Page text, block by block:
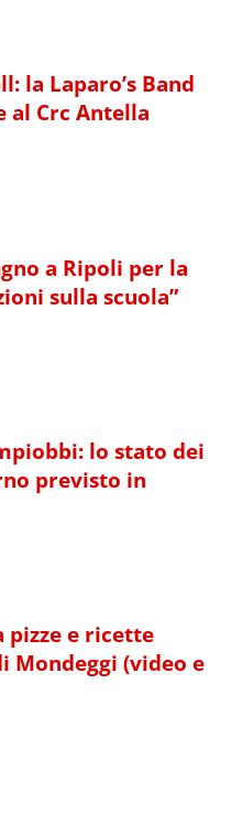
la Laparo’s Band
al Crc Antella
a Ripoli per la
sulla scuola”
lo stato dei
previsto in
pizze e ricette
Mondeggi (video e